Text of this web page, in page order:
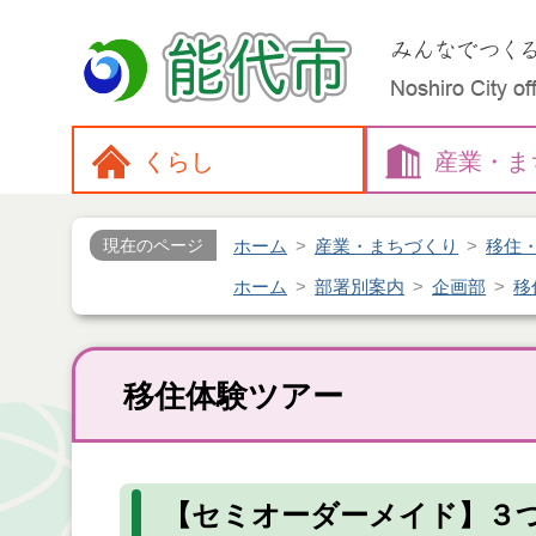
くらし 産業・
現在のページ ホーム 産業・まちづくり 移住
ホーム 部署別案内 企画部 移
移住体験ツアー
【セミオーダーメイド】